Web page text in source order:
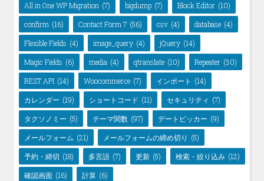
All in One WP Migration (7) bigdump (7) Block Editor (10)
confirm (16) Contact Form 7 (56) csv (4) database (4)
Flexible Fields (4) image_query (4) jQuery (14)
Magic Fields (6) media (4) qtranslate (10) Repeater (30)
REST API (14) Woocommerce (7) インポート (14)
カレンダー (19) ショートコード (11) セキュリティ (7)
タクソノミー (5) テーマ関数 (97) デートピッカー (9)
メールフォーム (21) メールフォームの締め切り (5)
予約・締切 (18) 多言語 (7) 更新 (5) 検索・絞り込み (12)
確認画面 (16) 計算 (6)